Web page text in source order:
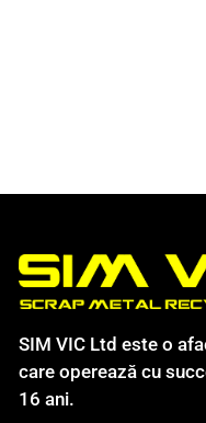
SIM VIC Ltd este o
care operează cu
16 ani.